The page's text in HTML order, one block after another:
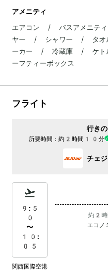
アメニティ
エアコン / バスアメニ
ヤー / シャワー / タオ
ーカー / 冷蔵庫 / ケ
ーフティーボックス
フライト
行き
所要時間： 約2時間10分
チェ
9:5
0
〜
10:
05
約2
エコノ
関西国際空港